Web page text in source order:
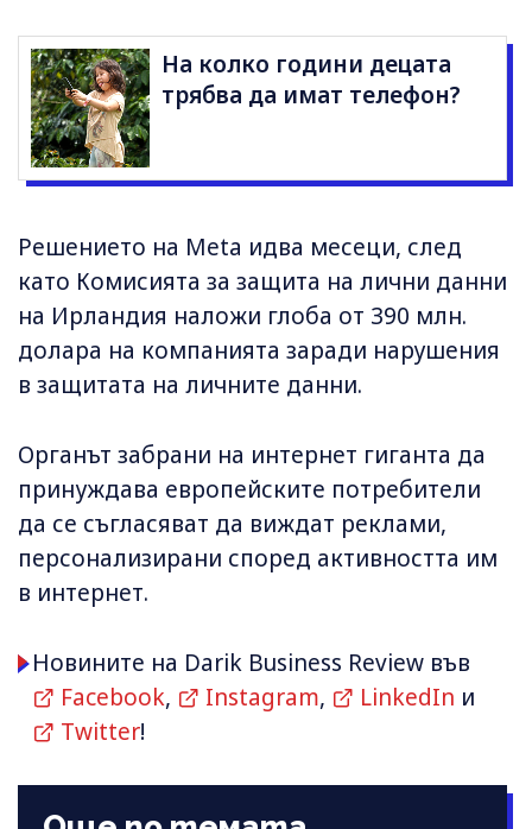
На колко години децата
трябва да имат телефон?
Решението на Meta идва месеци, след
като Комисията за защита на лични данни
на Ирландия наложи глоба от 390 млн.
долара на компанията заради нарушения
в защитата на личните данни.
Органът забрани на интернет гиганта да
принуждава европейските потребители
да се съгласяват да виждат реклами,
персонализирани според активността им
в интернет.
Новините на Darik Business Review във
Facebook, Instagram, LinkedIn и
Twitter!